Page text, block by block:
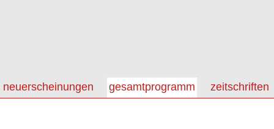
neuerscheinungen gesamtprogramm zeitschriften